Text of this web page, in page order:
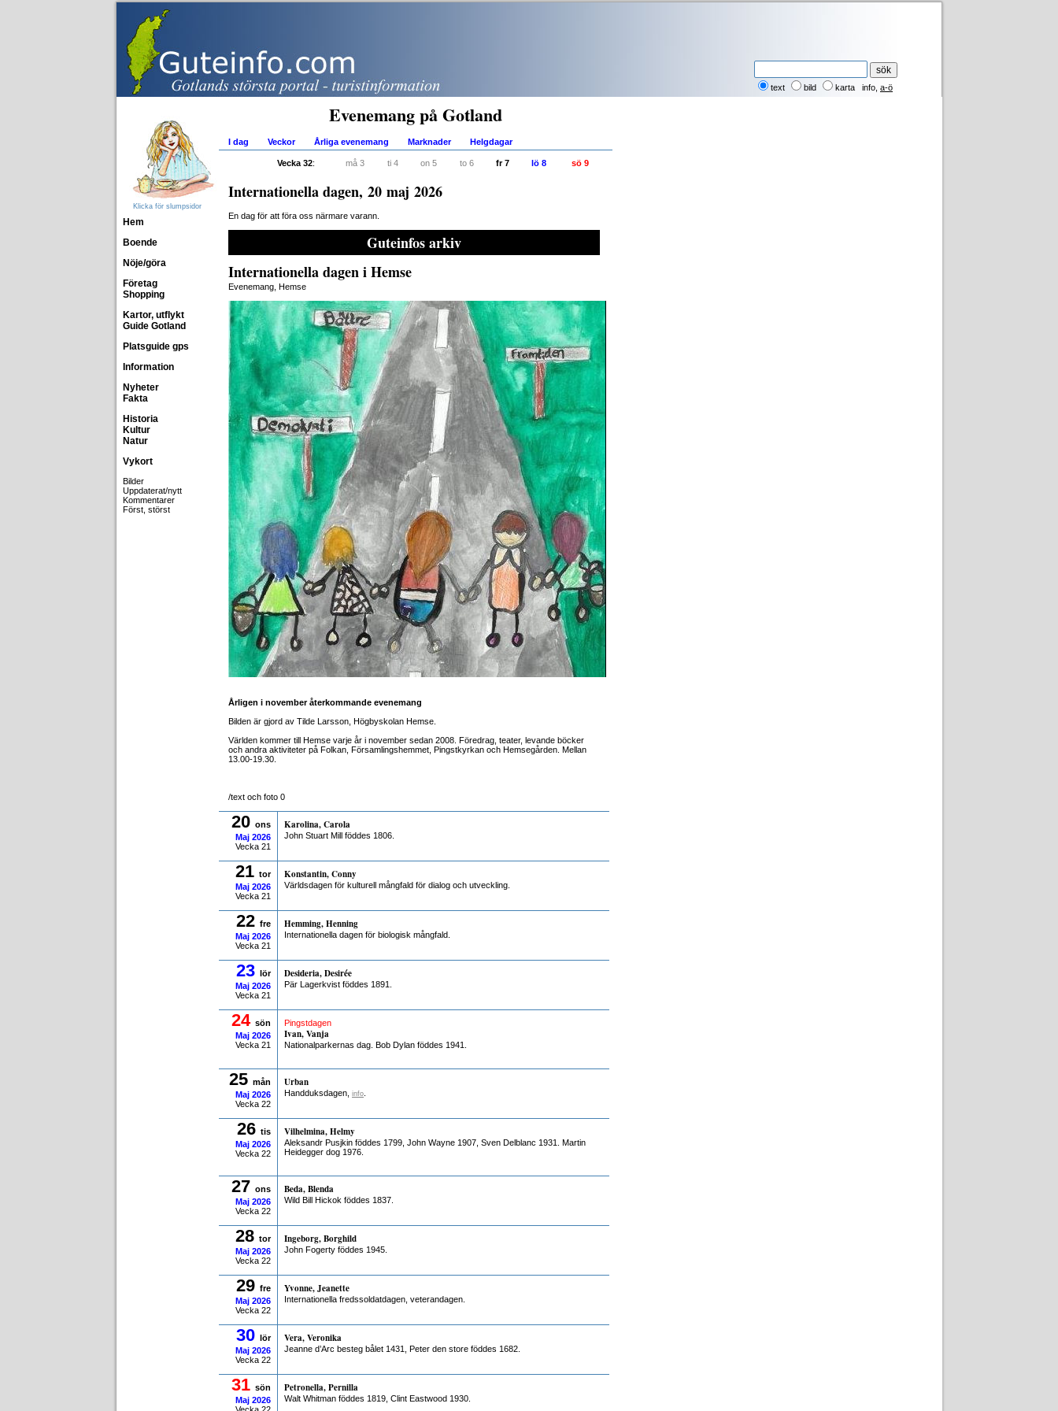
text bild karta info a-ö
Klicka för slumpsidor
Hem
Boende
Nöje/göra
Företag
Shopping
Kartor, utflykt
Guide Gotland
Platsguide gps
Information
Nyheter
Fakta
Historia
Kultur
Natur
Vykort
Bilder
Uppdaterat/nytt
Kommentarer
Först, störst
Evenemang på Gotland
I dag Veckor Årliga evenemang Marknader Helgdagar
Vecka 32: må 3 ti 4 on 5 to 6 fr 7 lö 8 sö 9
Internationella dagen, 20 maj 2026
En dag för att föra oss närmare varann.
Guteinfos arkiv
Internationella dagen i Hemse
Evenemang, Hemse
Årligen i november återkommande evenemang
Bilden är gjord av Tilde Larsson, Högbyskolan Hemse.
Världen kommer till Hemse varje år i november sedan 2008. Föredrag, teater, levande böcker
och andra aktiviteter på Folkan, Församlingshemmet, Pingstkyrkan och Hemsegården. Mellan
13.00-19.30.
/text och foto 0
20 ons
Maj 2026
Vecka 21
Karolina, Carola
John Stuart Mill föddes 1806.
21 tor
Maj 2026
Vecka 21
Konstantin, Conny
Världsdagen för kulturell mångfald för dialog och utveckling.
22 fre
Maj 2026
Vecka 21
Hemming, Henning
Internationella dagen för biologisk mångfald.
23 lör
Maj 2026
Vecka 21
Desideria, Desirée
Pär Lagerkvist föddes 1891.
24 sön
Maj 2026
Vecka 21
Pingstdagen
Ivan, Vanja
Nationalparkernas dag. Bob Dylan föddes 1941.
25 mån
Maj 2026
Vecka 22
Urban
Handduksdagen, info
26 tis
Maj 2026
Vecka 22
Vilhelmina, Helmy
Aleksandr Pusjkin föddes 1799, John Wayne 1907, Sven Delblanc 1931. Martin
Heidegger dog 1976.
27 ons
Maj 2026
Vecka 22
Beda, Blenda
Wild Bill Hickok föddes 1837.
28 tor
Maj 2026
Vecka 22
Ingeborg, Borghild
John Fogerty föddes 1945.
29 fre
Maj 2026
Vecka 22
Yvonne, Jeanette
Internationella fredssoldatdagen, veterandagen.
30 lör
Maj 2026
Vecka 22
Vera, Veronika
Jeanne d’Arc besteg bålet 1431, Peter den store föddes 1682.
31 sön
Maj 2026
Petronella, Pernilla
Walt Whitman föddes 1819, Clint Eastwood 1930.